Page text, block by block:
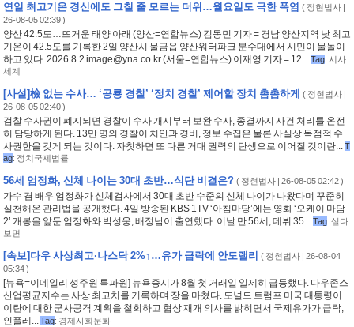
연일 최고기온 경신에도 그칠 줄 모르는 더위…월요일도 극한 폭염 ( 정현법사|
26-08-05 02:39 )
양산 42.5도…뜨거운 태양 아래 (양산=연합뉴스) 김동민 기자 = 경남 양산지역 낮 최고
기온이 42.5도를 기록한 2일 양산시 물금읍 양산워터파크 분수대에서 시민이 물놀이
하고 있다. 2026.8.2 image@yna.co.kr (서울=연합뉴스) 이재영 기자 = 12...Tag: 시사
세계
[사설]檢 없는 수사… ‘공룡 경찰’ ‘정치 경찰’ 제어할 장치 촘촘하게 ( 정현법사|
26-08-05 02:40 )
검찰 수사권이 폐지되면 경찰이 수사 개시부터 보완 수사, 종결까지 사건 처리를 온전
히 담당하게 된다. 13만 명의 경찰이 치안과 경비, 정보 수집은 물론 사실상 독점적 수
사권한을 갖게 되는 것이다. 자칫하면 또 다른 거대 권력의 탄생으로 이어질 것이란...T
ag: 정치국제법률
56세 엄정화, 신체 나이는 30대 초반…식단 비결은? ( 정현법사| 26-08-05 02:42 )
가수 겸 배우 엄정화가 신체검사에서 30대 초반 수준의 신체 나이가 나왔다며 꾸준히
실천해온 관리법을 공개했다. 4일 방송된 KBS 1TV ‘아침마당’에는 영화 ‘오케이 마담
2’ 개봉을 앞둔 엄정화와 박성웅, 배정남이 출연했다. 이날 만 56세, 데뷔 35...Tag: 살다
보면
[속보]다우 사상최고·나스닥 2%↑…유가 급락에 안도랠리 ( 정현법사| 26-08-04
05:34 )
[뉴욕=이데일리 성주원 특파원] 뉴욕증시가 8월 첫 거래일 일제히 급등했다. 다우존스
산업평균지수는 사상 최고치를 기록하며 장을 마쳤다. 도널드 트럼프 미국 대통령이
이란에 대한 군사공격 계획을 철회하고 협상 재개 의사를 밝히면서 국제유가가 급락,
인플레...Tag: 경제사회문화